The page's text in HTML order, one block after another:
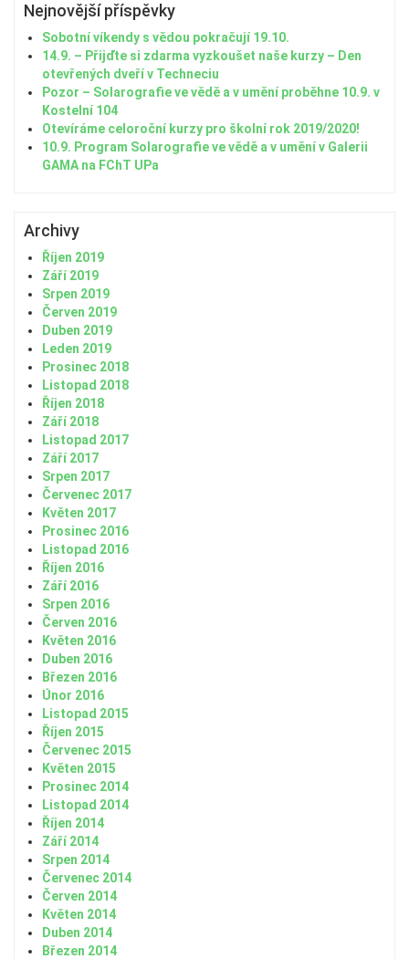
Nejnovější příspěvky
Sobotní víkendy s vědou pokračují 19.10.
14.9. – Přijďte si zdarma vyzkoušet naše kurzy – Den
otevřených dveří v Techneciu
Pozor – Solarografie ve vědě a v umění proběhne 10.9. v
Kostelní 104
Otevíráme celoroční kurzy pro školní rok 2019/2020!
10.9. Program Solarografie ve vědě a v umění v Galerii
GAMA na FChT UPa
Archivy
Říjen 2019
Září 2019
Srpen 2019
Červen 2019
Duben 2019
Leden 2019
Prosinec 2018
Listopad 2018
Říjen 2018
Září 2018
Listopad 2017
Září 2017
Srpen 2017
Červenec 2017
Květen 2017
Prosinec 2016
Listopad 2016
Říjen 2016
Září 2016
Srpen 2016
Červen 2016
Květen 2016
Duben 2016
Březen 2016
Únor 2016
Listopad 2015
Říjen 2015
Červenec 2015
Květen 2015
Prosinec 2014
Listopad 2014
Říjen 2014
Září 2014
Srpen 2014
Červenec 2014
Červen 2014
Květen 2014
Duben 2014
Březen 2014